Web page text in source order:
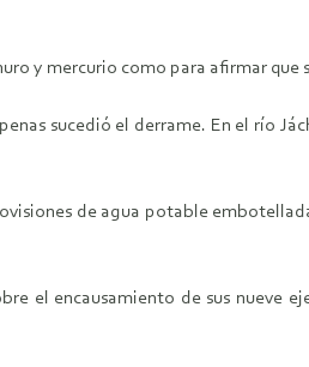
y mercurio como para afirmar que
sucedió el derrame. En el río
de agua potable
el encausamiento de sus nueve